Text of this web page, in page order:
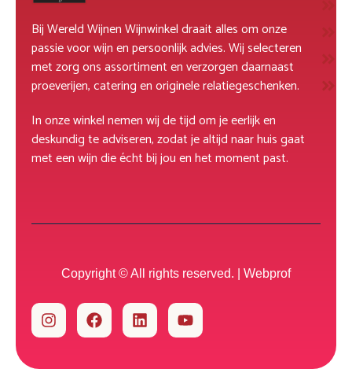
Bij Wereld Wijnen Wijnwinkel draait alles om onze
passie voor wijn en persoonlijk advies. Wij selecteren
met zorg ons assortiment en verzorgen daarnaast
proeverijen, catering en originele relatiegeschenken.
In onze winkel nemen wij de tijd om je eerlijk en
deskundig te adviseren, zodat je altijd naar huis gaat
met een wijn die écht bij jou en het moment past.
Copyright © All rights reserved. | Webprof